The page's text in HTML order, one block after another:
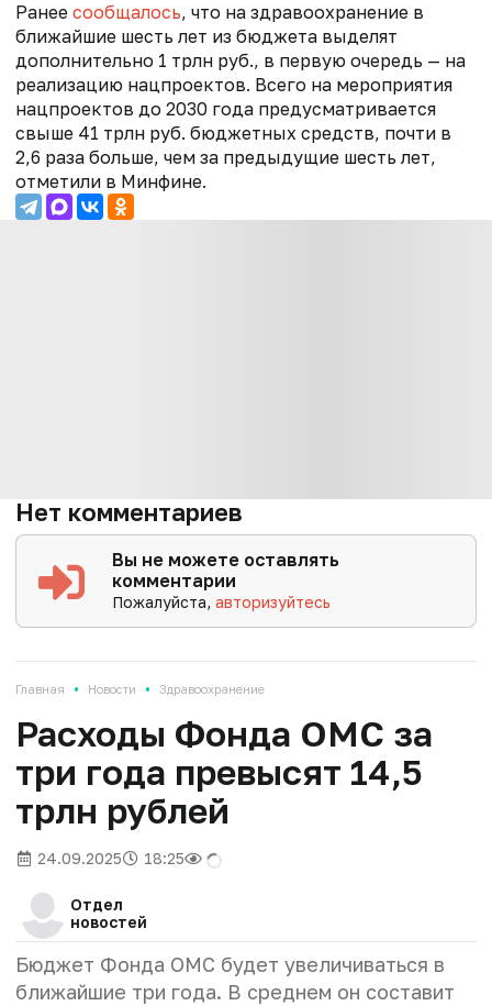
Ранее сообщалось, что на здравоохранение в
ближайшие шесть лет из бюджета выделят
дополнительно 1 трлн руб., в первую очередь — на
реализацию нацпроектов. Всего на мероприятия
нацпроектов до 2030 года предусматривается
свыше 41 трлн руб. бюджетных средств, почти в
2,6 раза больше, чем за предыдущие шесть лет,
отметили в Минфине.
Нет комментариев
Вы не можете оставлять
комментарии
Пожалуйста,авторизуйтесь
Главная • Новости • Здравоохранение
Расходы Фонда ОМС за
три года превысят 14,5
трлн рублей
24.09.2025 18:25
Отдел
новостей
Бюджет Фонда ОМС будет увеличиваться в
ближайшие три года. В среднем он составит